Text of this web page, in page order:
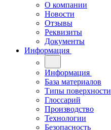
О компании
Новости
Отзывы
Реквизиты
Документы
Информация
Информация
База материалов
Типы поверхности
Глоссарий
Производство
Технологии
Безопасность